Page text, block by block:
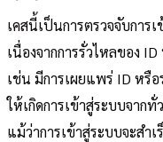
เคสนี้เป็นการตรวจจับกา
เนื่องจากการรั่วไหลของ
เช่น มีการเผยแพร่ ID หรื
ให้เกิดการเข้าสู่ระบบจา
แม้ว่าการเข้าสู่ระบบจะสำ